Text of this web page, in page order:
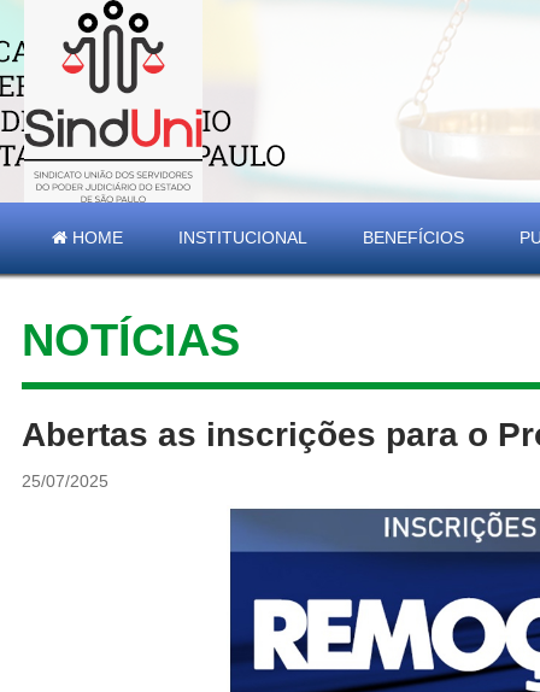
HOME INSTITUCIONAL BENEFÍCIOS
NOTÍCIAS
Abertas as inscrições para o
25/07/2025